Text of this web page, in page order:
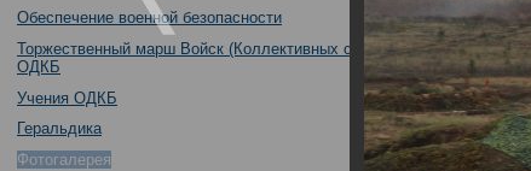
Обеспечение военной безопасности
Торжественный марш Войск (Коллективных сил)
ОДКБ
Учения ОДКБ
Геральдика
Фотогалерея